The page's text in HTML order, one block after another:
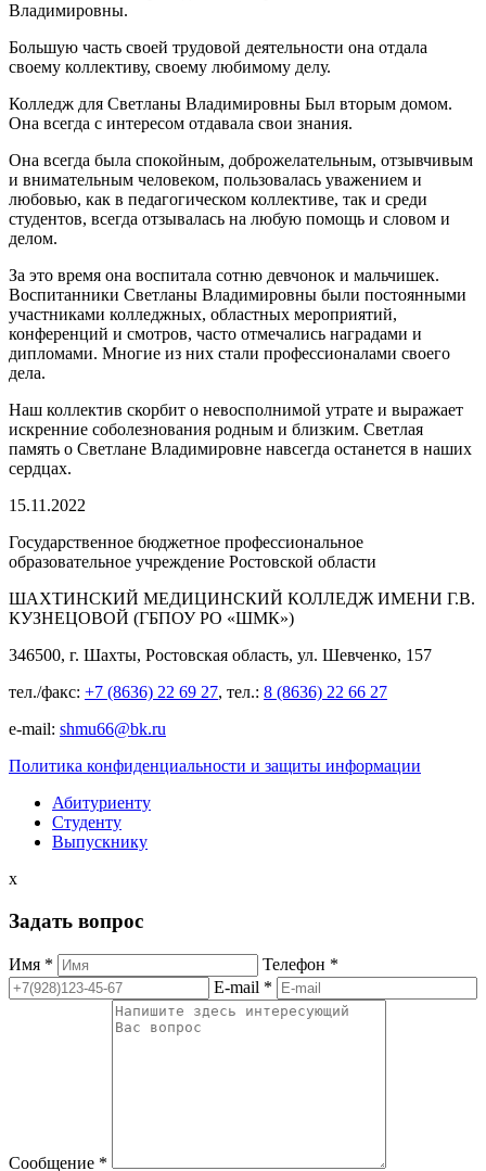
Владимировны.
Большую часть своей трудовой деятельности она отдала
своему коллективу, своему любимому делу.
Колледж для Светланы Владимировны Был вторым домом.
Она всегда с интересом отдавала свои знания.
Она всегда была спокойным, доброжелательным, отзывчивым
и внимательным человеком, пользовалась уважением и
любовью, как в педагогическом коллективе, так и среди
студентов, всегда отзывалась на любую помощь и словом и
делом.
За это время она воспитала сотню девчонок и мальчишек.
Воспитанники Светланы Владимировны были постоянными
участниками колледжных, областных мероприятий,
конференций и смотров, часто отмечались наградами и
дипломами. Многие из них стали профессионалами своего
дела.
Наш коллектив скорбит о невосполнимой утрате и выражает
искренние соболезнования родным и близким. Светлая
память о Светлане Владимировне навсегда останется в наших
сердцах.
15.11.2022
Государственное бюджетное профессиональное
образовательное учреждение Ростовской области
ШАХТИНСКИЙ МЕДИЦИНСКИЙ КОЛЛЕДЖ ИМЕНИ Г.В.
КУЗНЕЦОВОЙ (ГБПОУ РО «ШМК»)
346500, г. Шахты, Ростовская область, ул. Шевченко, 157
тел./факс: +7 (8636) 22 69 27, тел.: 8 (8636) 22 66 27
e-mail: shmu66@bk.ru
Политика конфиденциальности и защиты информации
Абитуриенту
Студенту
Выпускнику
x
Задать вопрос
Имя *
Телефон *
E-mail *
Сообщение *